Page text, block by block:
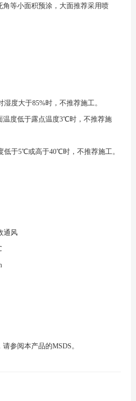
角等小面积预涂，大面推荐采用喷
度大于85%时，不推荐施工。
温度低于露点温度3℃时，不推荐施
于5℃或高于40℃时，不推荐施工。
通风
参阅本产品的MSDS。